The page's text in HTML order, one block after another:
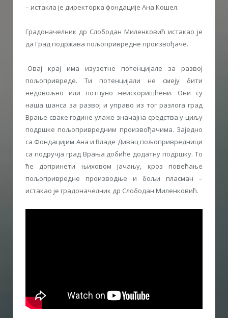
– истакла је директорка фондације Ана Кошел.
Градоначелник др Слободан Миленковић истакао је
да Град подржава пољопривредне произвођаче.
-Овај крај има изузетне потенцијале за развој
пољопривреде. Ти потенцијали не смеју бити
недовољно или потпуно неискоришћени. Они су
наша шанса за развој и управо из тог разлога град
Врање сваке године улаже значајна средства у циљу
подршке пољопривредним произвођачима. Заједно
са Фондацијим Ана и Владе Дивац пољопривредници
са подручја град Врања добиће додатну подршку. То
ће допринети њиховом јачању, кроз повећање
пољопривредне производње и бољи пласман –
истакао је градоначелник др Слободан Миленковић.